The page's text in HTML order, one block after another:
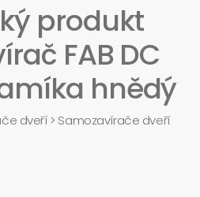
produkt
FAB DC
hnědý
dveří> Samozavírače dveří